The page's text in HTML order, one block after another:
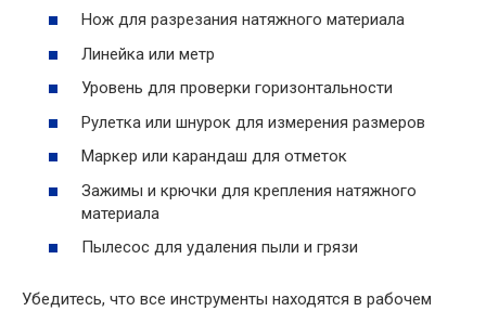
Нож для разрезания натяжного материала
Линейка или метр
Уровень для проверки горизонтальности
Рулетка или шнурок для измерения размеров
Маркер или карандаш для отметок
Зажимы и крючки для крепления натяжного
материала
Пылесос для удаления пыли и грязи
Убедитесь, что все инструменты находятся в рабочем